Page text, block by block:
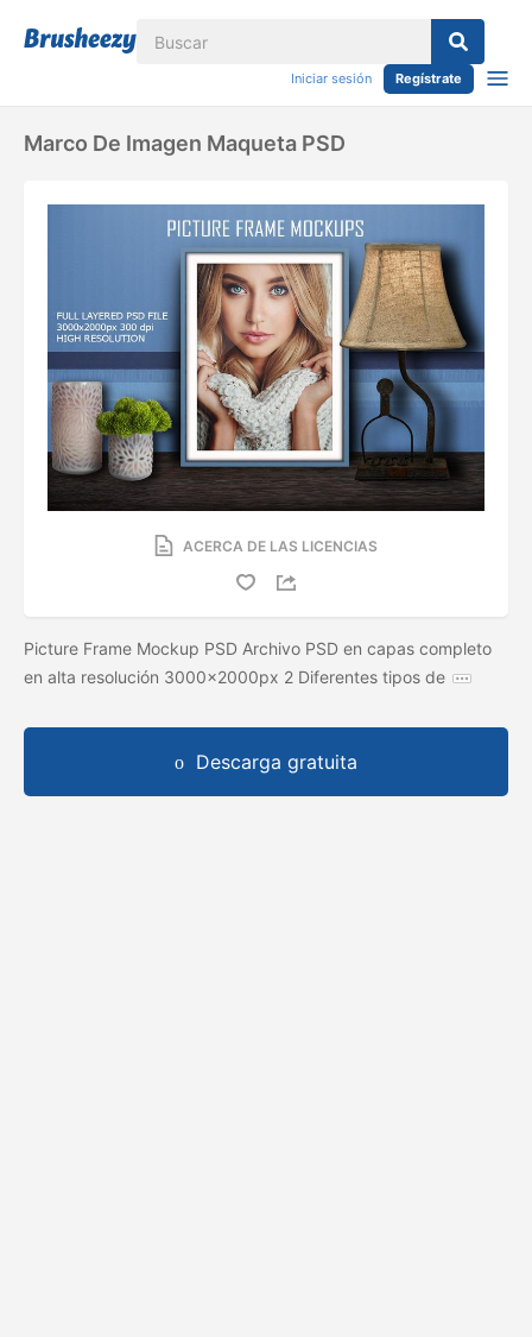
Iniciar sesión Regístrate
Marco De Imagen Maqueta PSD
ACERCA DE LAS LICENCIAS
Picture Frame Mockup PSD Archivo PSD en capas completo
en alta resolución 3000x2000px 2 Diferentes tipos de
Descarga gratuita